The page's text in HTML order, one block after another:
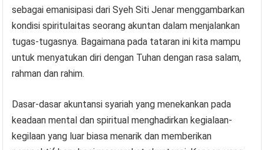
sebagai emanisipasi dari Syeh Siti Jenar menggambarkan
kondisi spiritulaitas seorang akuntan dalam menjalankan
tugas-tugasnya. Bagaimana pada tataran ini kita mampu
untuk menyatukan diri dengan Tuhan dengan rasa salam,
rahman dan rahim.
Dasar-dasar akuntansi syariah yang menekankan pada
keadaan mental dan spiritual menghadirkan kegialaan-
kegilaan yang luar biasa menarik dan memberikan